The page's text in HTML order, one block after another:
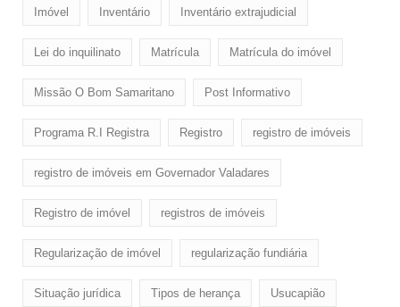
Imóvel Inventário Inventário extrajudicial
Lei do inquilinato Matrícula Matrícula do imóvel
Missão O Bom Samaritano Post Informativo
Programa R.I Registra Registro registro de imóveis
registro de imóveis em Governador Valadares
Registro de imóvel registros de imóveis
Regularização de imóvel regularização fundiária
Situação jurídica Tipos de herança Usucapião